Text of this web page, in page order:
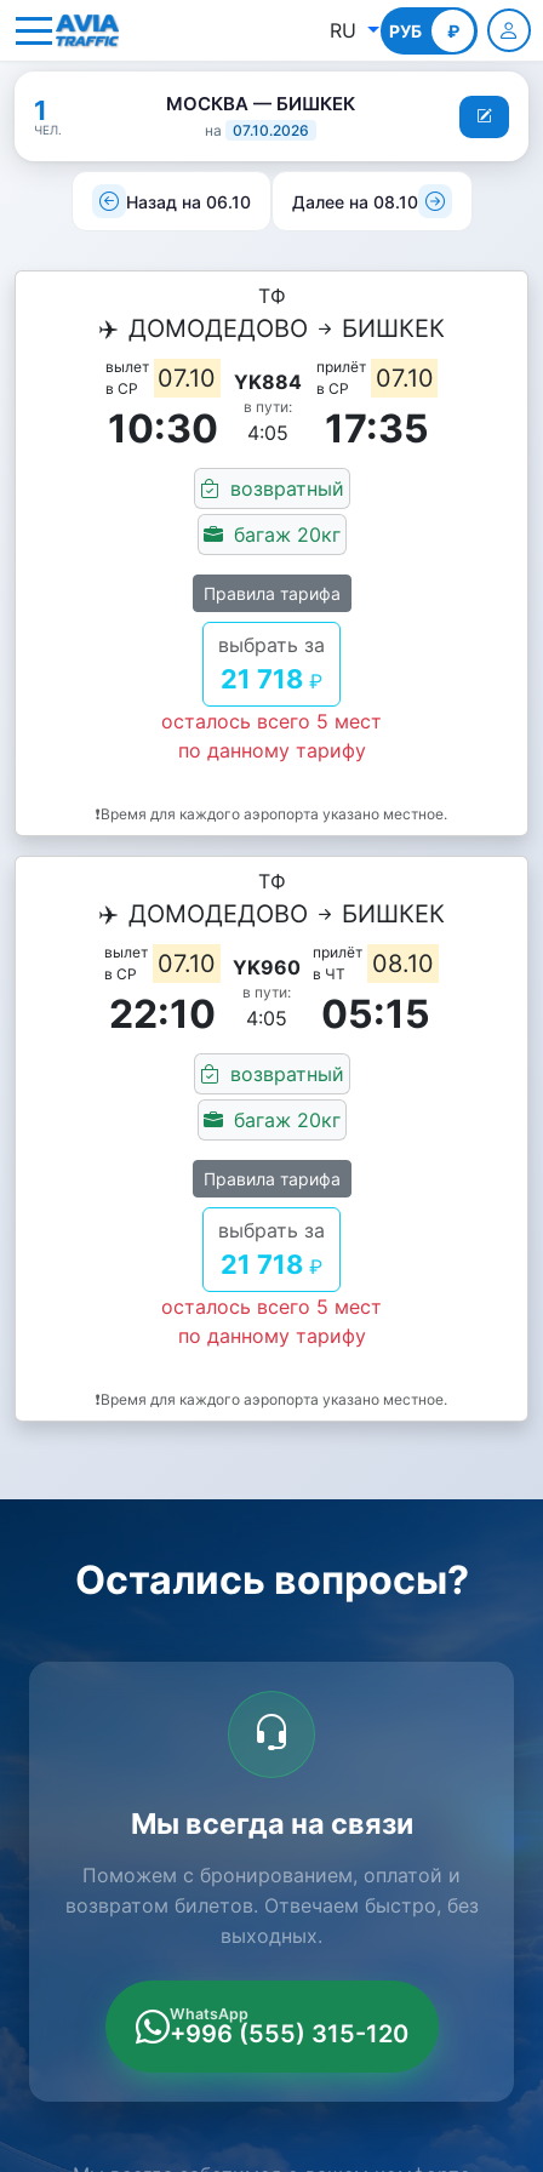
RU РУБ ₽
КГС
1
ЧЕЛ.
МОСКВА — БИШКЕК
на 07.10.2026
Назад на 06.10 Далее на 08.10
ТФ
✈️ ДОМОДЕДОВО БИШКЕК
вылет
в СР
07.10
10:30
YK884
в пути:
4:05
прилёт
в СР
07.10
17:35
возвратный
багаж 20кг
Правила тарифа
выбрать за
21 718 ₽
осталось всего 5 мест
по данному тарифу
❗Время для каждого аэропорта указано местное.
ТФ
✈️ ДОМОДЕДОВО БИШКЕК
вылет
в СР
07.10
22:10
YK960
в пути:
4:05
прилёт
в ЧТ
08.10
05:15
возвратный
багаж 20кг
Правила тарифа
выбрать за
21 718 ₽
осталось всего 5 мест
по данному тарифу
❗Время для каждого аэропорта указано местное.
Остались вопросы?
Мы всегда на связи
Поможем с бронированием, оплатой и
возвратом билетов. Отвечаем быстро, без
выходных.
WhatsApp
+996 (555) 315-120